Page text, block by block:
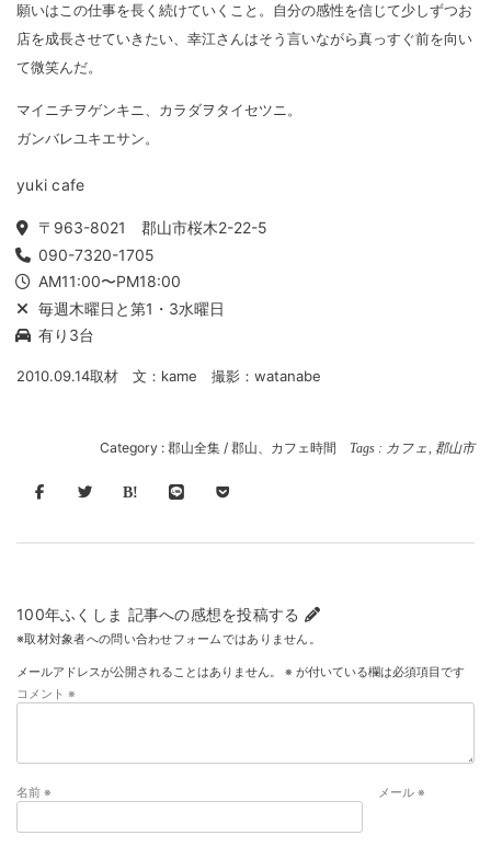
願いはこの仕事を長く続けていくこと。自分の感性を信じて少しずつお
店を成長させていきたい、幸江さんはそう言いながら真っすぐ前を向い
て微笑んだ。
マイニチヲゲンキニ、カラダヲタイセツニ。
ガンバレユキエサン。
yuki cafe
〒963-8021 郡山市桜木2-22-5
090-7320-1705
AM11:00〜PM18:00
毎週木曜日と第1・3水曜日
有り3台
2010.09.14取材 文：kame 撮影：watanabe
Category : 郡山全集/ 郡山、カフェ時間 Tags : カフェ, 郡山市
100年ふくしま 記事への感想を投稿する
※取材対象者への問い合わせフォームではありません。
メールアドレスが公開されることはありません。 ※ が付いている欄は必須項目です
コメント ※
名前 ※ メール ※